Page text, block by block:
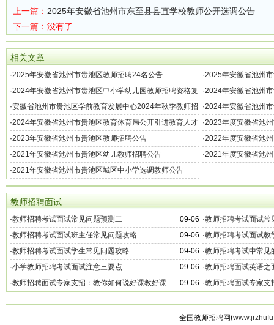
上一篇： 2025年安徽省池州市东至县县直学校教师公开选调公告
下一篇：没有了
相关文章
·2025年安徽省池州市贵池区教师招聘24名公告 ·2025年安徽省池州
·2024年安徽省池州市贵池区中小学幼儿园教师招聘资格复
审和专业测试公告
·2024年安徽省池州
试成绩公告
·安徽省池州市贵池区学前教育发展中心2024年秋季教师招
聘公告
·2024年安徽省池州
·2024年安徽省池州市贵池区教育体育局公开引进教育人才
公告
·2023年度安徽省池
名）
·2023年安徽省池州市贵池区教师招聘公告 ·2022年度安徽省池
名）
·2021年安徽省池州市贵池区幼儿教师招聘公告 ·2021年度安徽省池
·2021年安徽省池州市贵池区城区中小学选调教师公告
教师招聘面试
09-06
·教师招聘考试面试常见问题预测二 ·教师招聘考试面试常
09-06
·教师招聘考试面试班主任常见问题攻略 ·教师招聘考试面试教
09-06
·教师招聘考试面试学生常见问题攻略 ·教师招聘考试中常见
09-06
·小学教师招聘考试面试注意三要点 ·教师招聘面试英语之
09-06
·教师招聘面试专家支招：教你如何说好课教好课 ·教师招聘面试专家支
全国教师招聘网(